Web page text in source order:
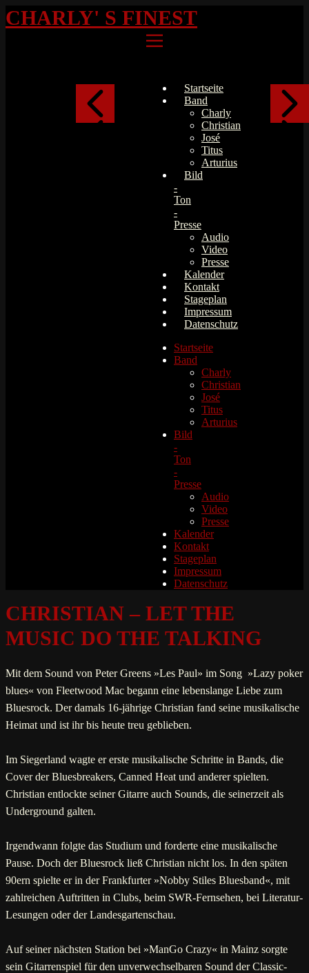
CHARLY' S FINEST
Startseite
Band
Charly
Christian
José
Titus
Arturius
Bild
-
Ton
-
Presse
Audio
Video
Presse
Kalender
Kontakt
Stageplan
Impressum
Datenschutz
Startseite
Band
Charly
Christian
José
Titus
Arturius
Bild
-
Ton
-
Presse
Audio
Video
Presse
Kalender
Kontakt
Stageplan
Impressum
Datenschutz
CHRISTIAN – LET THE
MUSIC DO THE TALKING
Mit dem Sound von Peter Greens »Les Paul» im Song »Lazy poker
blues« von Fleetwood Mac begann eine lebenslange Liebe zum
Bluesrock. Der damals 16-jährige Christian fand seine musikalische
Heimat und ist ihr bis heute treu geblieben.
Im Siegerland wagte er erste musikalische Schritte in Bands, die
Cover der Bluesbreakers, Canned Heat und anderer spielten.
Christian entlockte seiner Gitarre auch Sounds, die seinerzeit als
Underground galten.
Irgendwann folgte das Studium und forderte eine musikalische
Pause. Doch der Bluesrock ließ Christian nicht los. In den späten
90ern spielte er in der Frankfurter »Nobby Stiles Bluesband«, mit
zahlreichen Auftritten in Clubs, beim SWR-Fernsehen, bei Literatur-
Lesungen oder der Landesgartenschau.
Auf seiner nächsten Station bei »ManGo Crazy« in Mainz sorgte
sein Gitarrenspiel für den unverwechselbaren Sound der Classic-